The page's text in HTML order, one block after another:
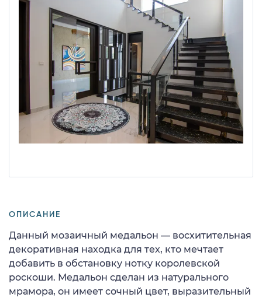
ОПИСАНИЕ
Данный мозаичный медальон — восхитительная
декоративная находка для тех, кто мечтает
добавить в обстановку нотку королевской
роскоши. Медальон сделан из натурального
мрамора, он имеет сочный цвет, выразительный